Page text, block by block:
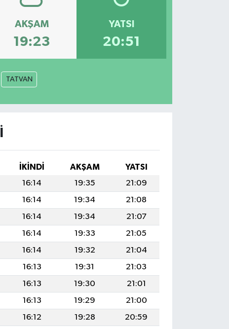
AKŞAM
19:23
YATSI
20:51
TATVAN
İKINDI AKŞAM
YATSI
16:14 19:35
21:09
16:14 19:34
21:08
16:14 19:34
21:07
16:14 19:33
21:05
16:14 19:32
21:04
16:13 19:31
21:03
16:13 19:30
21:01
16:13 19:29
21:00
16:12 19:28
20:59